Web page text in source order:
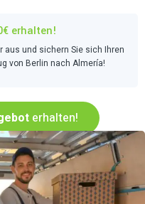
erhalten!
aus und sichern Sie sich Ihren
von Berlin nach Almería!
erhalten!